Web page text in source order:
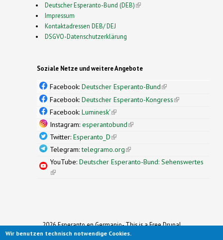
Deutscher Esperanto-Bund (DEB)(link is external)
Impressum
Kontaktadressen DEB/ DEJ
DSGVO-Datenschutzerklärung
Soziale Netze und weitere Angebote
Facebook: Deutscher Esperanto-Bund(link is
external)
Facebook: Deutscher Esperanto-Kongress(link is
Facebook: Luminesk'(link is external)
Instagram: esperantobund(link is external)
Twitter: Esperanto_D(link is external)
Telegram:telegramo.org(link is external)
YouTube: Deutscher Esperanto-Bund: Sehenswertes
(link is external)
2026 Esperanto en Germanio- This is a Free Drupal
Theme
Wir benutzen technisch notwendige Cookies.